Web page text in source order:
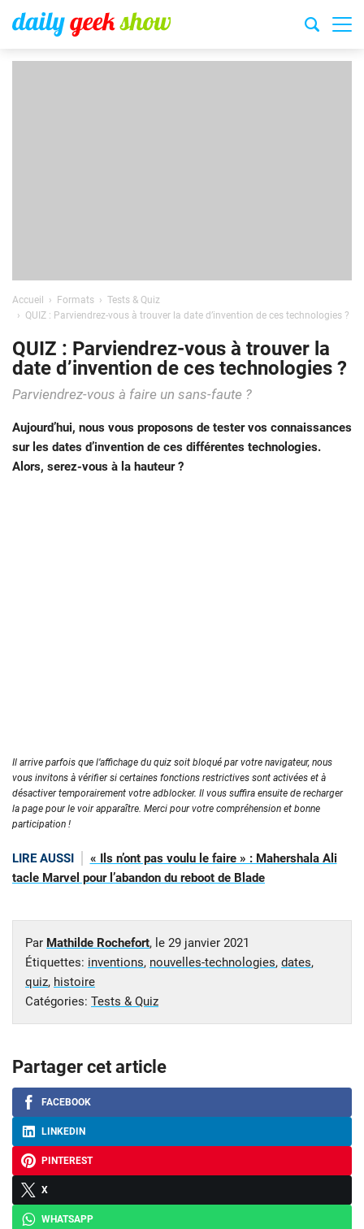
Accueil Formats
Tests & Quiz
QUIZ : Parviendrez-vous à trouver la date d’invention de ces technologies ?
QUIZ : Parviendrez-vous à trouver la
date d’invention de ces technologies ?
Parviendrez-vous à faire un sans-faute ?
Aujourd’hui, nous vous proposons de tester vos connaissances
sur les dates d’invention de ces différentes technologies.
Alors, serez-vous à la hauteur ?
Il arrive parfois que l’affichage du quiz soit bloqué par votre navigateur, nous
vous invitons à vérifier si certaines fonctions restrictives sont activées et à
désactiver temporairement votre adblocker. Il vous suffira ensuite de recharger
la page pour le voir apparaître. Merci pour votre compréhension et bonne
participation !
LIRE AUSSI
« Ils n’ont pas voulu le faire » : Mahershala Ali
tacle Marvel pour l’abandon du reboot de Blade
Par Mathilde Rochefort, le 29 janvier 2021
Étiquettes: inventions, nouvelles-technologies, dates,
quiz, histoire
Catégories: Tests & Quiz
Partager cet article
FACEBOOK
LINKEDIN
PINTEREST
X
WHATSAPP